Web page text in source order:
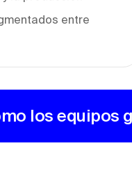
entre
los equipos